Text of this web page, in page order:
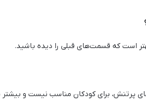
است که قسمت‌های قبلی را دیده باشید.
پرتنش، برای کودکان مناسب نیست و بیشتر